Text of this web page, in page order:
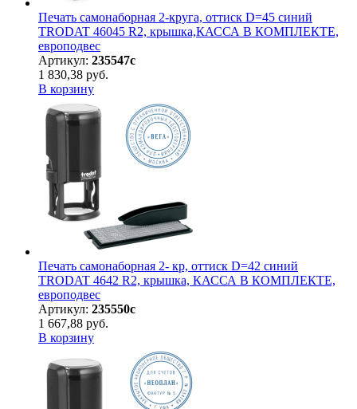
Печать самонаборная 2-круга, оттиск D=45 синий
TRODAT 46045 R2, крышка,КАССА В КОМПЛЕКТЕ,
европодвес
Артикул: 235547с
1 830,38 руб.
В корзину
Печать самонаборная 2- кр, оттиск D=42 синий
TRODAT 4642 R2, крышка, КАССА В КОМПЛЕКТЕ,
европодвес
Артикул: 235550с
1 667,88 руб.
В корзину